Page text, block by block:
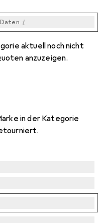
i
i
i
i
i
aktuell noch nicht
anzuzeigen.
in der Kategorie